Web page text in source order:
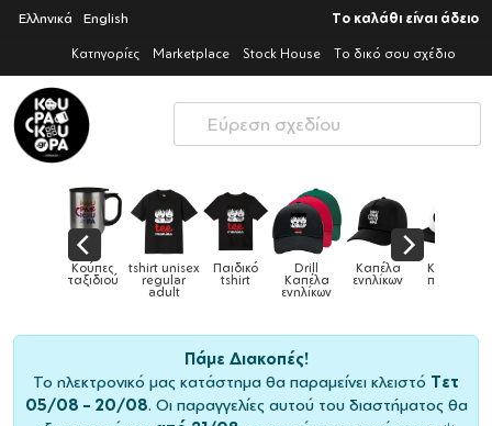
Ελληνικά English Το καλάθι είναι άδειο
Κατηγορίες Marketplace Stock House Το δικό σου σχέδιο
tshirt unisex
regular
Παιδικό
tshirt
Drill
Καπέλα
Καπέλα
ενηλίκων
Καπέλα
παιδικά Κούπες
Πάμε Διακοπές!
Το ηλεκτρονικό μας κατάστημα θα παραμείνει κλειστό Τετ
05/08 – 20/08. Οι παραγγελίες αυτού του διαστήματος θα